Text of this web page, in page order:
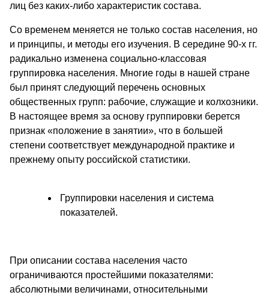
лиц без каких-либо характеристик состава.
Со временем меняется не только состав населения, но
и принципы, и методы его изучения. В середине 90-х гг.
радикально изменена социально-классовая
группировка населения. Многие годы в нашей стране
был принят следующий перечень основных
общественных групп: рабочие, служащие и колхозники.
В настоящее время за основу группировки берется
признак «положение в занятии», что в большей
степени соответствует международной практике и
прежнему опыту российской статистики.
Группировки населения и система
показателей.
При описании состава населения часто
ограничиваются простейшими показателями:
абсолютными величинами, относительными